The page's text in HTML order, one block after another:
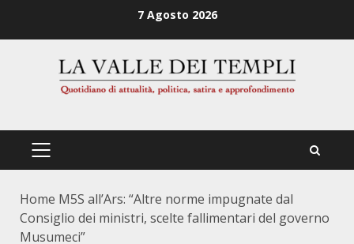
7 Agosto 2026
PRIMÄRES
Home M5S all’Ars: “Altre norme impugnate dal
Consiglio dei ministri, scelte fallimentari del governo
Musumeci”